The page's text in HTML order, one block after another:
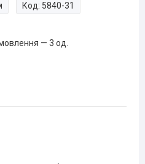
Код: 5840-31
— 3 од.